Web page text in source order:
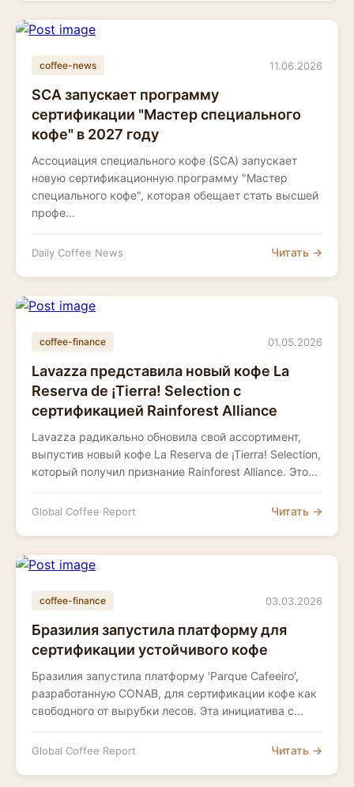
coffee-news 11.06.2026
SCA запускает программу
сертификации "Мастер специального
кофе" в 2027 году
Ассоциация специального кофе (SCA) запускает
новую сертификационную программу "Мастер
специального кофе", которая обещает стать высшей
профе...
Daily Coffee News Читать →
coffee-finance 01.05.2026
Lavazza представила новый кофе La
Reserva de ¡Tierra! Selection с
сертификацией Rainforest Alliance
Lavazza радикально обновила свой ассортимент,
выпустив новый кофе La Reserva de ¡Tierra! Selection,
который получил признание Rainforest Alliance. Это...
Global Coffee Report Читать →
coffee-finance 03.03.2026
Бразилия запустила платформу для
сертификации устойчивого кофе
Бразилия запустила платформу 'Parque Cafeeiro',
разработанную CONAB, для сертификации кофе как
свободного от вырубки лесов. Эта инициатива с...
Global Coffee Report Читать →